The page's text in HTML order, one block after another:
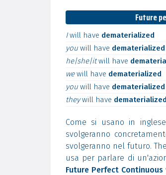
Future
Iwill have dematerialized
you will have dematerialized
he|she|itwill have
wewill have dematerialized
you will have dematerialized
theywill have dematerialized
Come si usano in
svolgeranno
svolgeranno nel futuro. The
usa per parlare di
Future Perfect Continuous